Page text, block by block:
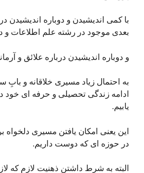
با کمی اندیشیدن و دوباره اندیشیدن
بعدی موجود در رشته علم اطلاعات
و دوباره اندیشیدن درباره علائق و
به احتمال زیاد مسیری خلاقانه و بابِ
ادامه زندگی تحصیلی و حرفه ای خود
یابیم.
این یعنی امکان یافتن مسیری دلخواه
در حوزه ای که دوست داریم.
البته به شرط داشتن ذهنیت لازم که